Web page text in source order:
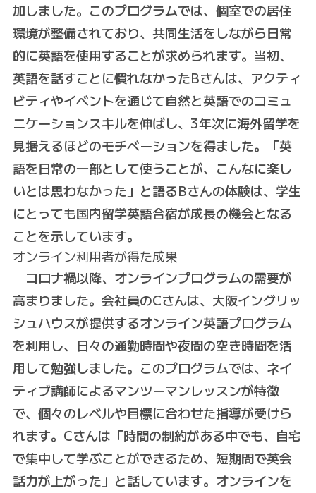
加しました。このプログラムでは、個室での居住
環境が整備されており、共同生活をしながら日常
的に英語を使用することが求められます。当初、
英語を話すことに慣れなかったBさんは、アクティ
ビティやイベントを通じて自然と英語でのコミュ
ニケーションスキルを伸ばし、3年次に海外留学を
見据えるほどのモチベーションを得ました。「英
語を日常の一部として使うことが、こんなに楽し
いとは思わなかった」と語るBさんの体験は、学生
にとっても国内留学英語合宿が成長の機会となる
ことを示しています。
オンライン利用者が得た成果
コロナ禍以降、オンラインプログラムの需要が
高まりました。会社員のCさんは、大阪イングリッ
シュハウスが提供するオンライン英語プログラム
を利用し、日々の通勤時間や夜間の空き時間を活
用して勉強しました。このプログラムでは、ネイ
ティブ講師によるマンツーマンレッスンが特徴
で、個々のレベルや目標に合わせた指導が受けら
れます。Cさんは「時間の制約がある中でも、自宅
で集中して学ぶことができるため、短期間で英会
話力が上がった」と話しています。オンラインを